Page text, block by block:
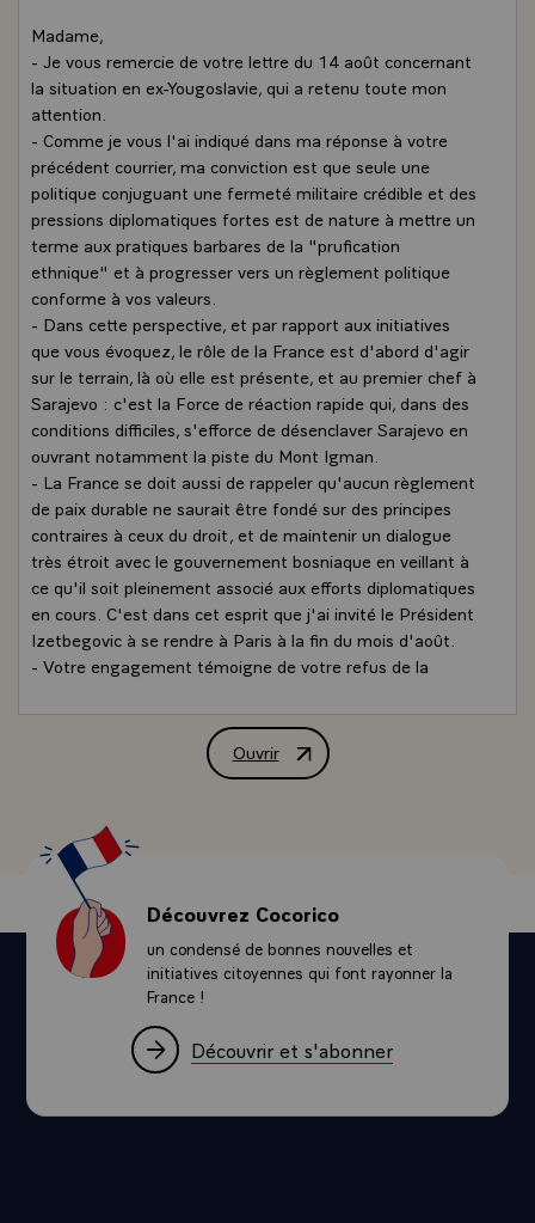
Madame,
- Je vous remercie de votre lettre du 14 août concernant
la situation en ex-Yougoslavie, qui a retenu toute mon
attention.
- Comme je vous l'ai indiqué dans ma réponse à votre
précédent courrier, ma conviction est que seule une
politique conjuguant une fermeté militaire crédible et des
pressions diplomatiques fortes est de nature à mettre un
terme aux pratiques barbares de la "prufication
ethnique" et à progresser vers un règlement politique
conforme à vos valeurs.
- Dans cette perspective, et par rapport aux initiatives
que vous évoquez, le rôle de la France est d'abord d'agir
sur le terrain, là où elle est présente, et au premier chef à
Sarajevo : c'est la Force de réaction rapide qui, dans des
conditions difficiles, s'efforce de désenclaver Sarajevo en
ouvrant notamment la piste du Mont Igman.
- La France se doit aussi de rappeler qu'aucun règlement
de paix durable ne saurait être fondé sur des principes
contraires à ceux du droit, et de maintenir un dialogue
très étroit avec le gouvernement bosniaque en veillant à
ce qu'il soit pleinement associé aux efforts diplomatiques
en cours. C'est dans cet esprit que j'ai invité le Président
Izetbegovic à se rendre à Paris à la fin du mois d'août.
- Votre engagement témoigne de votre refus de la
s'impose, dans la voie que nous dicte cette conviction
les autres co-signataires de votre lettre, je vous prie
d'agréer, Madame, l'expression de mes respectueux
hommages.\
Ouvrir
Réponse de M. Jacques Chirac,
Découvrez Cocorico
un condensé de bonnes nouvelles et
initiatives citoyennes qui font rayonner la
France !
Découvrir et s'abonner